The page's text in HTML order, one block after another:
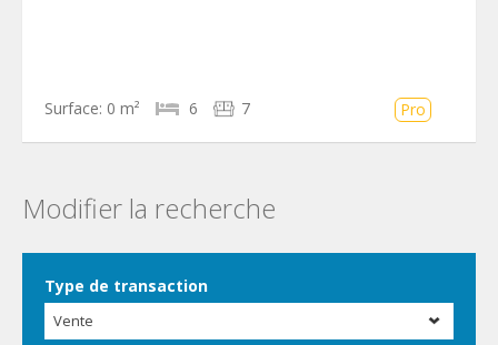
Surface: 0 m² 6 7 Pro
Modifier la recherche
Type de transaction
Vente